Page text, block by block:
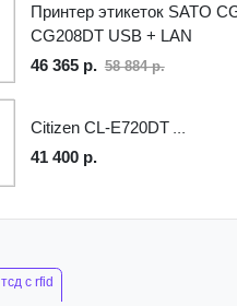
Принтер этикеток SATO
CG208DT USB + LAN
46 365 р. 58 884 р.
Citizen CL-E720DT
41 400 р.
тсд с rfid